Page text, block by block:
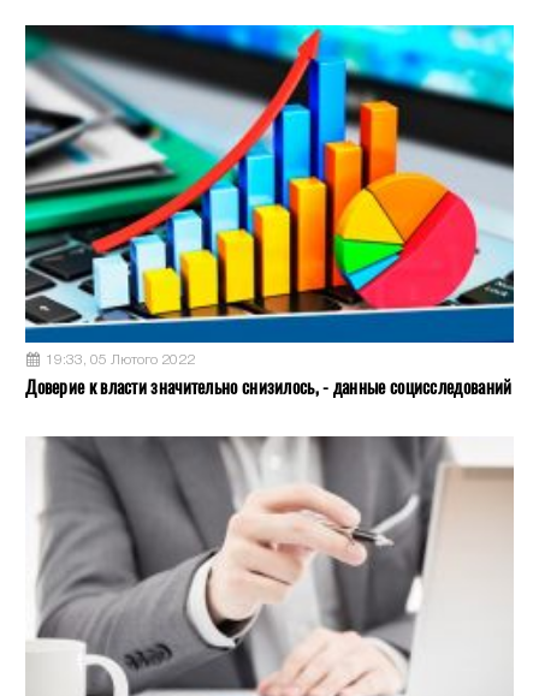
19:33, 05 Лютого 2022
Доверие к власти значительно снизилось, - данные социсследований